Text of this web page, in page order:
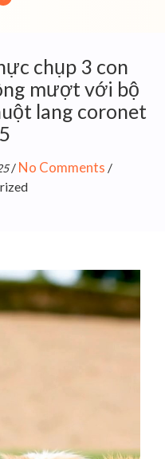
chụp 3 con
mượt với bộ
lang coronet
/ No Comments /